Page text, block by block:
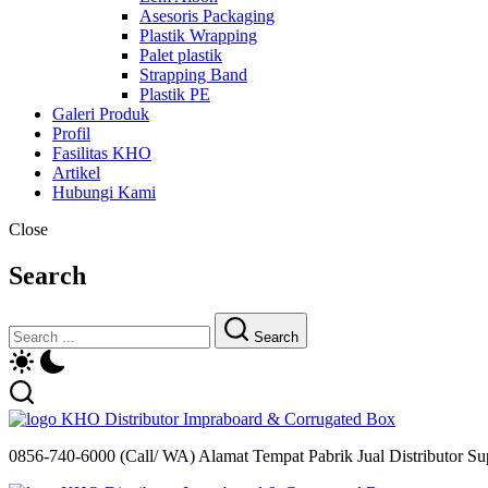
Asesoris Packaging
Plastik Wrapping
Palet plastik
Strapping Band
Plastik PE
Galeri Produk
Profil
Fasilitas KHO
Artikel
Hubungi Kami
Close
Search
Search
Distributor Impraboard & Corrugated Box
0856-740-6000 (Call/ WA) Alamat Tempat Pabrik Jual Distributor